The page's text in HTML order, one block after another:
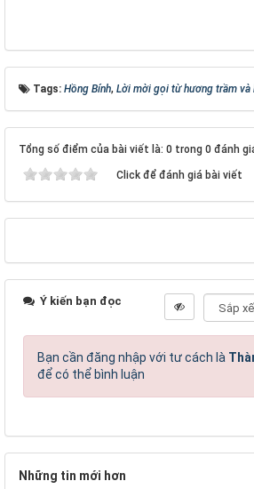
Tags: Hồng Bính, Lời mời gọi từ hương trầm và
Tổng số điểm của bài viết là: 0 trong 0 đánh
Click để đánh giá bài viết
Ý kiến bạn đọc
Bạn cần đăng nhập với tư cách là
để có thể bình luận
Những tin mới hơn